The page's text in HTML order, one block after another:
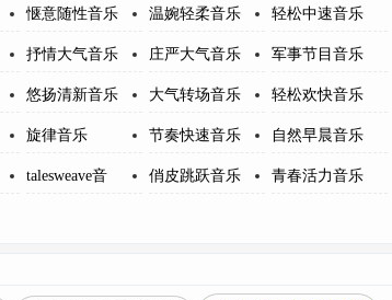
惬意随性音乐 温婉轻柔音乐 轻松中速音乐
抒情大气音乐 庄严大气音乐 军事节目音乐
悠扬清新音乐 大气转场音乐 轻松欢快音乐
旋律音乐 节奏快速音乐 自然早晨音乐
talesweave音 俏皮跳跃音乐 青春活力音乐